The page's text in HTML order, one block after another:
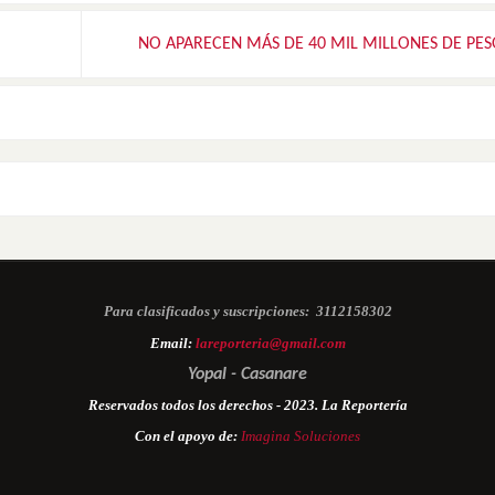
NO APARECEN MÁS DE 40 MIL MILLONES DE
Para clasificados y suscripciones: 3112158302
Email: lareporteria@gmail.com
Yopal - Casanare
Reservados todos los derechos - 2023. La Reportería
Con el apoyo de: Imagina Soluciones